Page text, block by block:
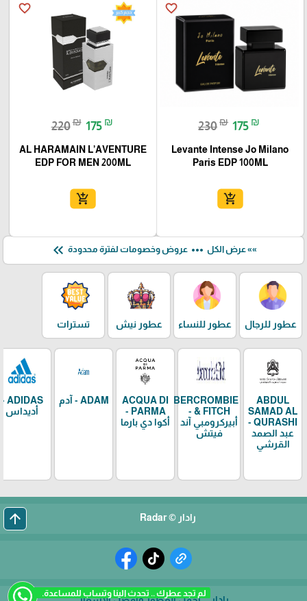
لم تجد عطرك .. تحدث الينا وتساب للمساعدة.
favorite_border
230₪ 175 ₪
Levante Intense Jo Milano
Paris EDP 100ML
add_shopping_cart
favorite_border
220₪ 175 ₪
AL HARAMAIN L’AVENTURE
EDP FOR MEN 200ML
add_shopping_cart
»» عرض الكل more_horiz عروض وخصومات لفترة محدودة keyboard_double_arrow_left
عطور للرجال عطور للنساء عطور نيش تسترات
ABDUL
SAMAD AL
QURASHI -
عبد الصمد
القرشي
ABERCROMBIE
& FITCH -
أبيركرومبي آند
فيتش
ACQUA DI
PARMA -
أكوا دي بارما
ADAM - آدم
ADIDAS -
أديداس
رادار © Radar arrow_upward